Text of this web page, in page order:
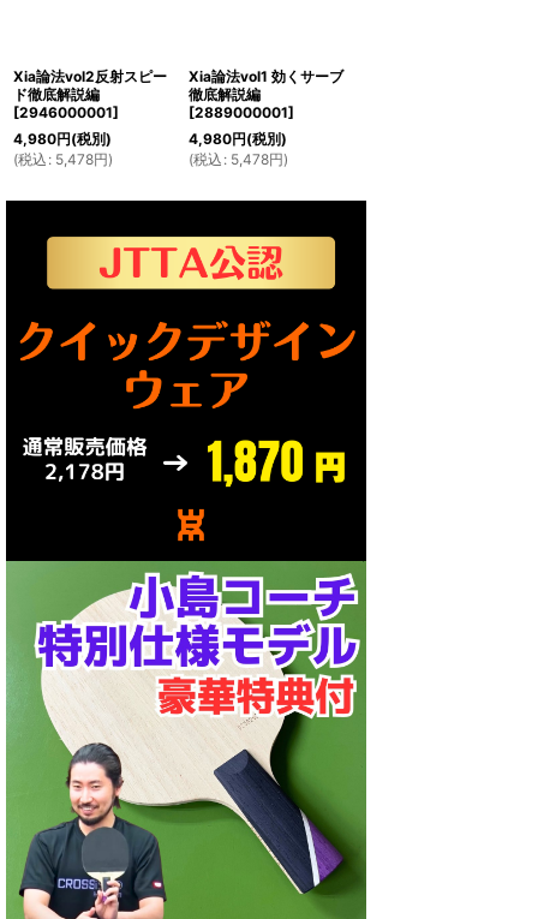
Xia論法vol2反射スピー
ド徹底解説編
[2946000001]
4,980円(税別)
(税込 : 5,478円)
Xia論法vol1 効くサーブ
徹底解説編
[2889000001]
4,980円(税別)
(税込 : 5,478円)